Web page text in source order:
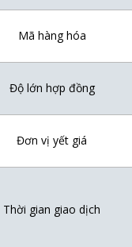
Mã hàng hóa
Độlớn hợp đồng
Đơn vị yết giá
Thời gian giao dịch